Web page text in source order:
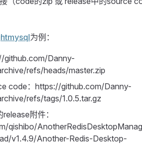
为例：
github.com/Danny-
refs/heads/master.zip
code：https://github.com/Danny-
refs/tags/1.0.5.tar.gz
附件：
qishibo/
v1.4.9/Another-Redis-Desktop-